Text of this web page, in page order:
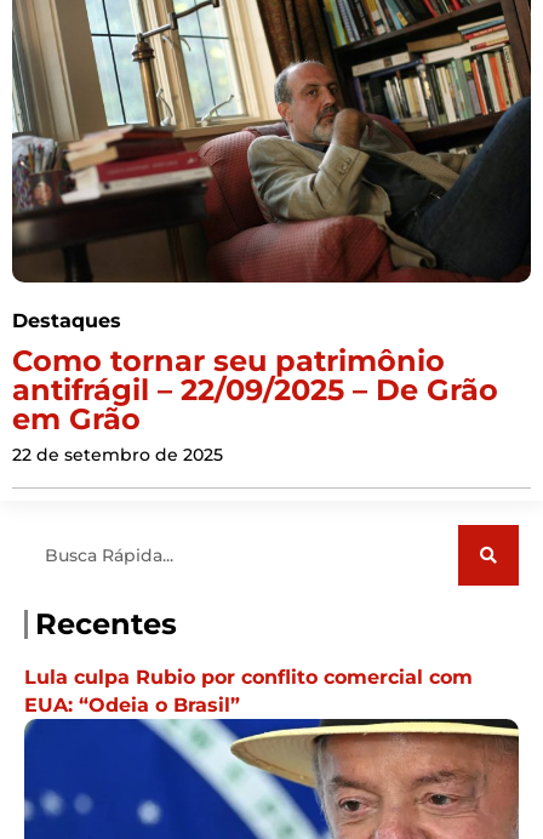
Destaques
Como tornar seu patrimônio
antifrágil – 22/09/2025 – De Grão
em Grão
22 de setembro de 2025
Recentes
Lula culpa Rubio por conflito comercial com
EUA: “Odeia o Brasil”